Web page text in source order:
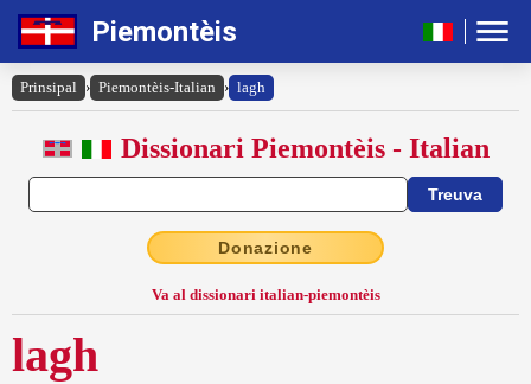
Piemontèis
Prinsipal › Piemontèis-Italian › lagh
Dissionari Piemontèis - Italian
Donazione
Va al dissionari italian-piemontèis
lagh